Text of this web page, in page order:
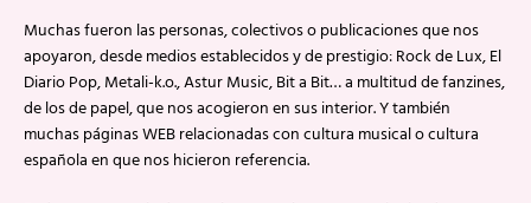
Muchas fueron las personas, colectivos o publicaciones que nos
apoyaron, desde medios establecidos y de prestigio: Rock de Lux, El
Diario Pop, Metali-k.o., Astur Music, Bit a Bit… a multitud de fanzines,
de los de papel, que nos acogieron en sus interior. Y también
muchas páginas WEB relacionadas con cultura musical o cultura
española en que nos hicieron referencia.